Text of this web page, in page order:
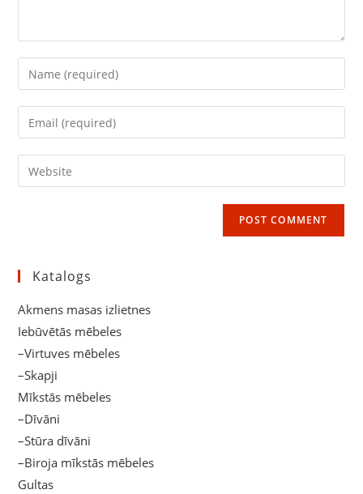
Enter
your
name
comment
Enter
your
email
address
Enter
your
Katalogs
Akmens masas izlietnes
Iebūvētās mēbeles
–Virtuves mēbeles
–Skapji
Mīkstās mēbeles
–Dīvāni
–Stūra dīvāni
–Biroja mīkstās mēbeles
Gultas